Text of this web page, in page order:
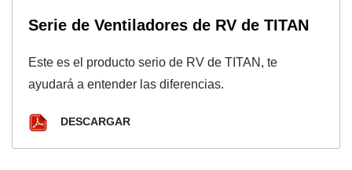
Serie de Ventiladores de RV de TITAN
Este es el producto serio de RV de TITAN, te
ayudará a entender las diferencias.
DESCARGAR